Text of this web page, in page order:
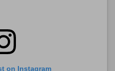
on Instagram